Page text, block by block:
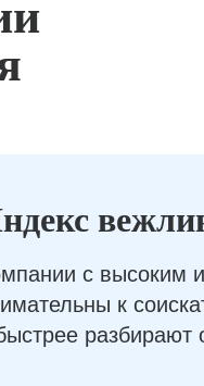
с высоким
к
разбирают